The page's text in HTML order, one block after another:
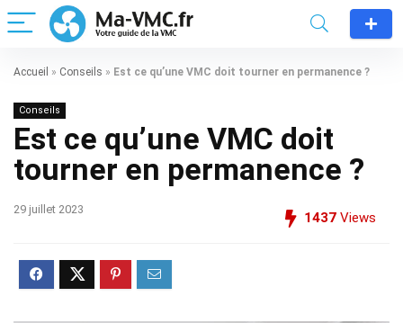
Accueil » Conseils » Est ce qu’une VMC doit tourner en permanence ?
Conseils
Est ce qu’une VMC doit
tourner en permanence ?
29 juillet 2023
1437 Views